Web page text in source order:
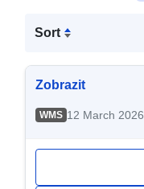
Sort
Zobrazit
WMS 12 March 2026